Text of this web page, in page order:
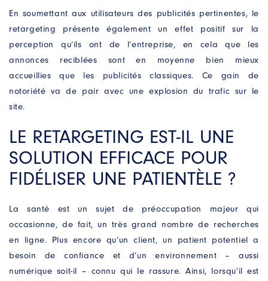
En soumettant aux utilisateurs des publicités pertinentes, le
retargeting présente également un effet positif sur la
perception qu’ils ont de l’entreprise, en cela que les
annonces reciblées sont en moyenne bien mieux
accueillies que les publicités classiques. Ce gain de
notoriété va de pair avec une explosion du trafic sur le
site.
LE RETARGETING EST-IL UNE
SOLUTION EFFICACE POUR
FIDÉLISER UNE PATIENTÈLE ?
La santé est un sujet de préoccupation majeur qui
occasionne, de fait, un très grand nombre de recherches
en ligne. Plus encore qu’un client, un patient potentiel a
besoin de confiance et d’un environnement – aussi
numérique soit-il – connu qui le rassure. Ainsi, lorsqu’il est